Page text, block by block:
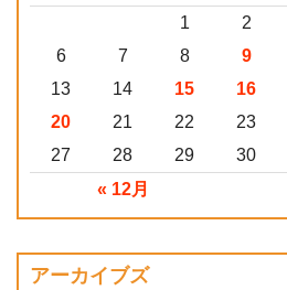
« 12月
1 2
6
7 8 9
13
14 15 16
20
21 22 23
27
28 29 30
アーカイブズ